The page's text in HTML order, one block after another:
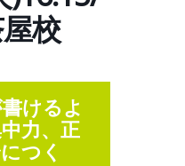
校
けるよ
力、正
つく